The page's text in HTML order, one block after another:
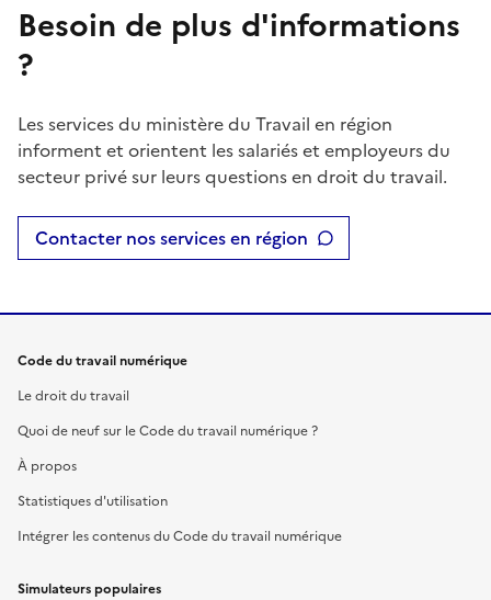
Besoin de plus d'informations
?
Les services du ministère du Travail en région
informent et orientent les salariés et employeurs du
secteur privé sur leurs questions en droit du travail.
Contacter nos services en région
Code du travail numérique
Le droit du travail
Quoi de neuf sur le Code du travail numérique ?
À propos
Statistiques d'utilisation
Intégrer les contenus du Code du travail numérique
Simulateurs populaires